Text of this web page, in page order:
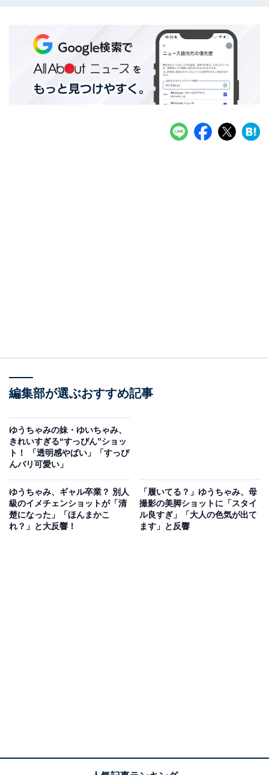
編集部が選ぶおすすめ記事
ゆうちゃみの妹・ゆいちゃみ、
きれいすぎる“すっぴん”ショッ
ト！ 「透明感やばい」「すっぴ
んバリ可愛い」
ゆうちゃみ、ギャル卒業？ 別人
級のイメチェンショットが「清
楚になった」「ほんまかこ
れ？」と大反響！
「履いてる？」ゆうちゃみ、母
撮影の美脚ショットに「スタイ
ル良すぎ」「大人の色気が出て
ます」と反響